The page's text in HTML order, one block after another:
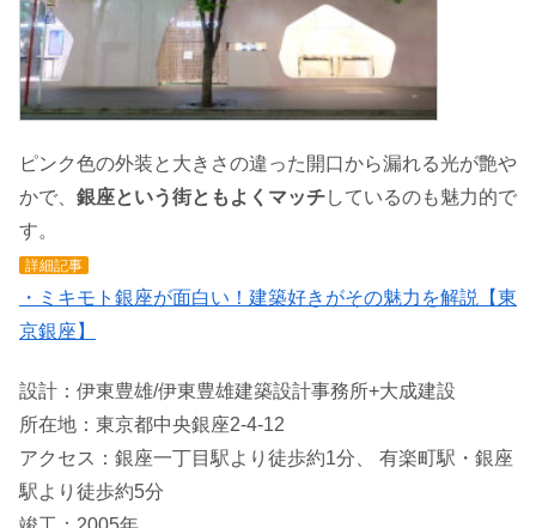
ピンク色の外装と大きさの違った開口から漏れる光が艶や
かで、 銀座という街ともよくマッチしているのも魅力的で
す。
詳細記事
・ミキモト銀座が面白い！建築好きがその魅力を解説【東
京銀座】
設計：伊東豊雄/伊東豊雄建築設計事務所+大成建設
所在地：東京都中央銀座2-4-12
アクセス：銀座一丁目駅より徒歩約1分、 有楽町駅・銀座
駅より徒歩約5分